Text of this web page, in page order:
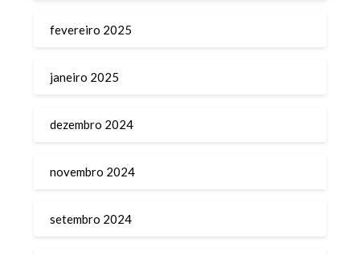
fevereiro 2025
janeiro 2025
dezembro 2024
novembro 2024
setembro 2024